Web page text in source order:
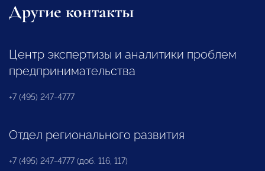
Другие контакты
Центр экспертизы и аналитики проблем
предпринимательства
+7 (495) 247-4777
Отдел регионального развития
+7 (495) 247-4777 (доб. 116, 117)